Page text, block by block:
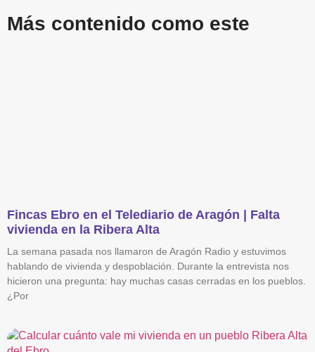
Más contenido como este
Fincas Ebro en el Telediario de Aragón | Falta
vivienda en la Ribera Alta
La semana pasada nos llamaron de Aragón Radio y estuvimos
hablando de vivienda y despoblación. Durante la entrevista nos
hicieron una pregunta: hay muchas casas cerradas en los pueblos.
¿Por